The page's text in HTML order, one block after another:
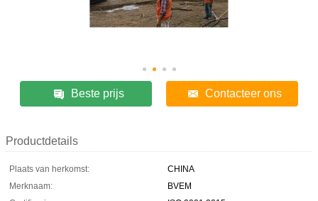
Beste prijs Contacteer ons
Productdetails
Plaats van herkomst:
CHINA
Merknaam:
BVEM